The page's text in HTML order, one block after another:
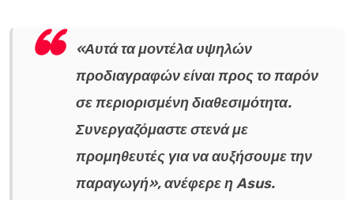
«Αυτά τα μοντέλα υψηλών
προδιαγραφών είναι προς το παρόν
σε περιορισμένη διαθεσιμότητα.
Συνεργαζόμαστε στενά με
προμηθευτές για να αυξήσουμε την
παραγωγή», ανέφερε η Asus.